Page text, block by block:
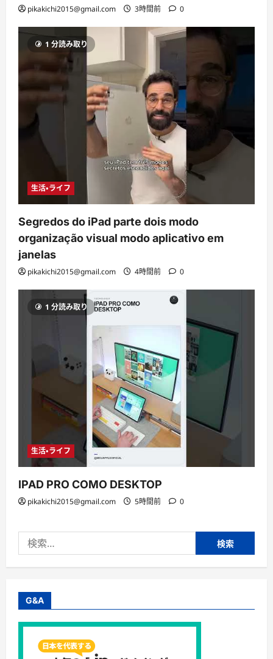
pikakichi2015@gmail.com 3時間前 0
1 分読み取り
生活・ライフ
Segredos do iPad parte dois modo
organização visual modo aplicativo em
janelas
pikakichi2015@gmail.com 4時間前 0
1 分読み取り
生活・ライフ
IPAD PRO COMO DESKTOP
pikakichi2015@gmail.com 5時間前 0
索:
G&A